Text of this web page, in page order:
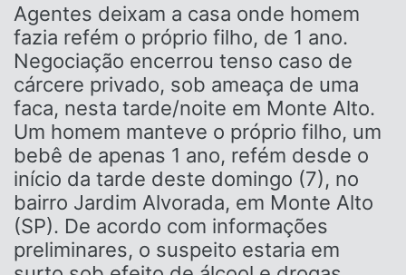
Agentes deixam a casa onde homem
fazia refém o próprio filho, de 1 ano.
Negociação encerrou tenso caso de
cárcere privado, sob ameaça de uma
faca, nesta tarde/noite em Monte Alto.
Um homem manteve o próprio filho, um
bebê de apenas 1 ano, refém desde o
início da tarde deste domingo (7), no
bairro Jardim Alvorada, em Monte Alto
(SP). De acordo com informações
preliminares, o suspeito estaria em